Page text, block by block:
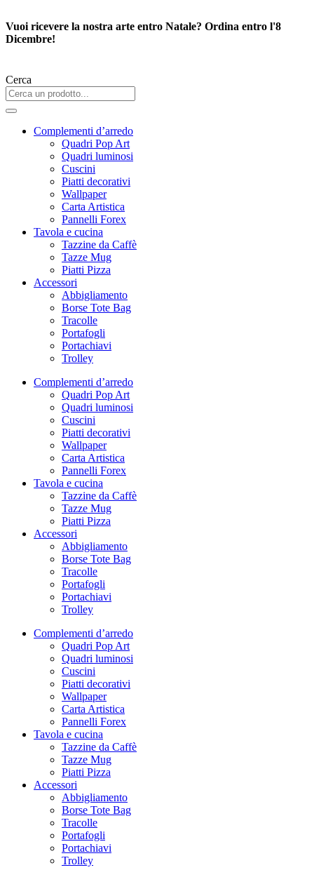
al
contenuto
Vuoi ricevere la nostra arte entro Natale? Ordina entro l'8
Dicembre!
Cerca
Complementi d’arredo
Quadri Pop Art
Quadri luminosi
Cuscini
Piatti decorativi
Wallpaper
Carta Artistica
Pannelli Forex
Tavola e cucina
Tazzine da Caffè
Tazze Mug
Piatti Pizza
Accessori
Abbigliamento
Borse Tote Bag
Tracolle
Portafogli
Portachiavi
Trolley
Complementi d’arredo
Quadri Pop Art
Quadri luminosi
Cuscini
Piatti decorativi
Wallpaper
Carta Artistica
Pannelli Forex
Tavola e cucina
Tazzine da Caffè
Tazze Mug
Piatti Pizza
Accessori
Abbigliamento
Borse Tote Bag
Tracolle
Portafogli
Portachiavi
Trolley
Complementi d’arredo
Quadri Pop Art
Quadri luminosi
Cuscini
Piatti decorativi
Wallpaper
Carta Artistica
Pannelli Forex
Tavola e cucina
Tazzine da Caffè
Tazze Mug
Piatti Pizza
Accessori
Abbigliamento
Borse Tote Bag
Tracolle
Portafogli
Portachiavi
Trolley